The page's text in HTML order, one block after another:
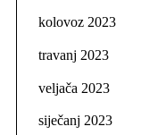
kolovoz 2023
travanj 2023
veljača 2023
siječanj 2023